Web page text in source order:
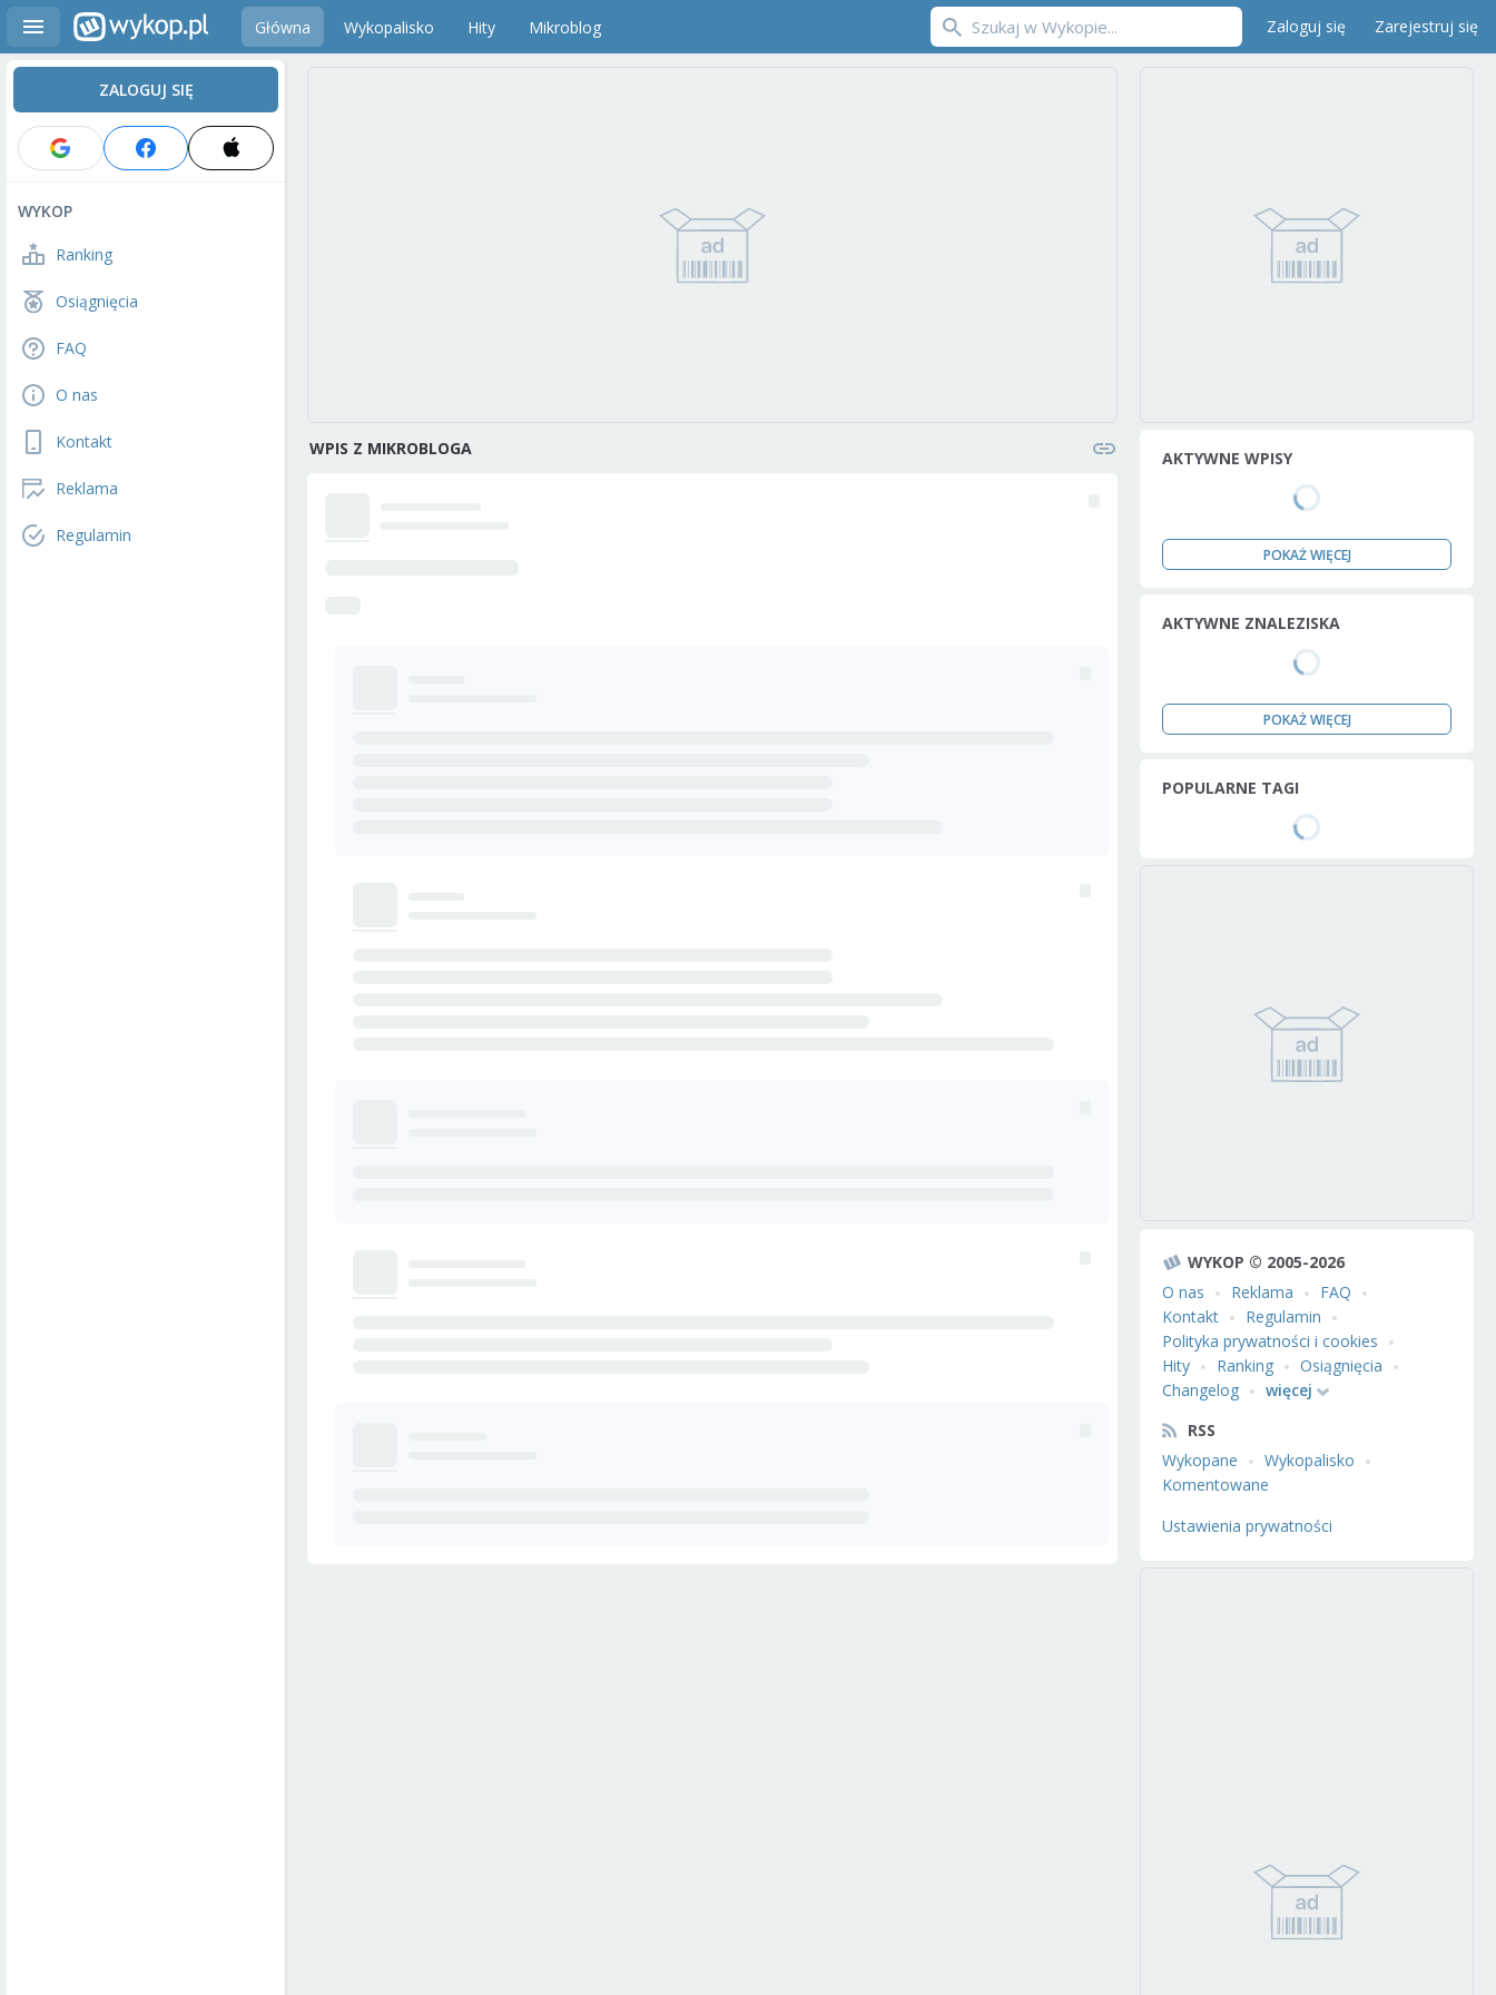
Główna Wykopalisko Hity Mikroblog Zaloguj się Zarejestruj się
ZALOGUJ SIĘ
WYKOP
Ranking
Osiągnięcia
FAQ
O nas
Kontakt
Reklama
Regulamin
WPIS Z MIKROBLOGA AKTYWNE WPISY
POKAŻ WIĘCEJ
AKTYWNE ZNALEZISKA
POKAŻ WIĘCEJ
POPULARNE TAGI
WYKOP © 2005-2026
O nas
Reklama
FAQ
Kontakt
Regulamin
Polityka prywatności i cookies
Hity
Ranking
Osiągnięcia
Changelog
więcej
RSS
Wykopane
Wykopalisko
Komentowane
Ustawienia prywatności